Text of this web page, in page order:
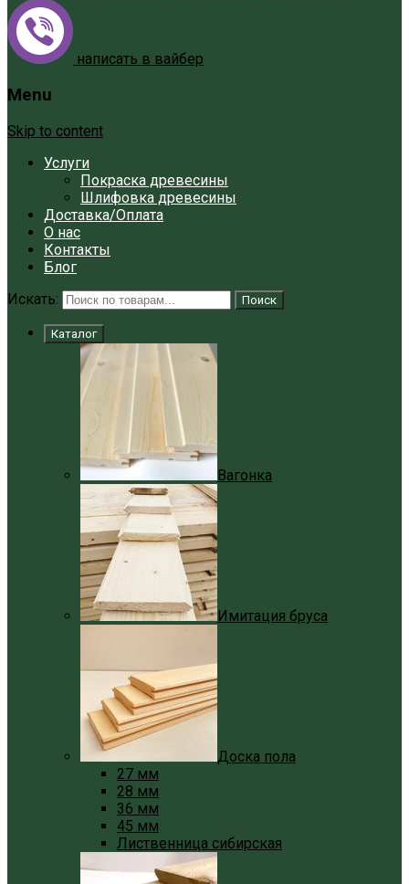
написать в вайбер
Menu
Skip to content
Услуги
Покраска древесины
Шлифовка древесины
Доставка/Оплата
О нас
Контакты
Блог
Искать:
Поиск
Каталог
Вагонка
Имитация бруса
Доска пола
27 мм
28 мм
36 мм
45 мм
Лиственница сибирская